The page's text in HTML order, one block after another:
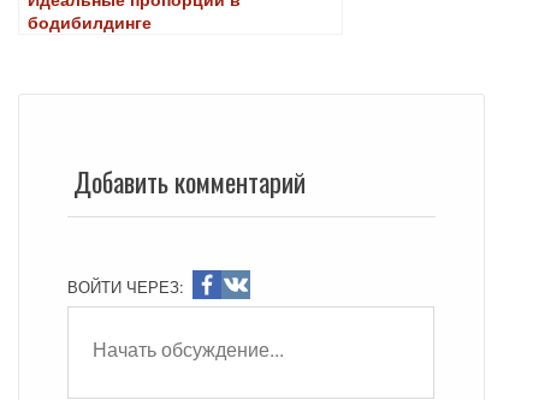
бодибилдинге
Добавить комментарий
ВОЙТИ ЧЕРЕЗ: